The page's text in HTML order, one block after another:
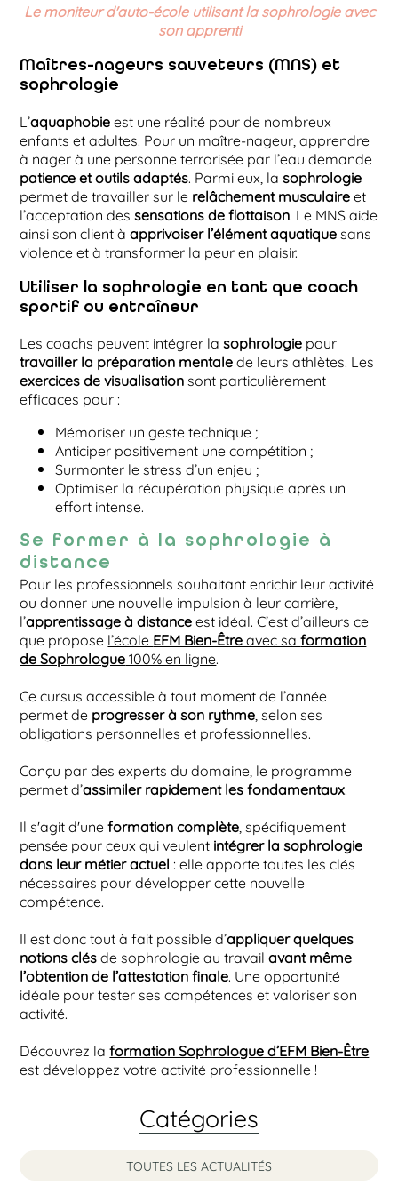
Le moniteur d'auto-école utilisant la sophrologie avec
son apprenti
Maîtres-nageurs sauveteurs (MNS) et
sophrologie
L’aquaphobieest une réalité pour de nombreux
enfants et adultes. Pour un maître-nageur, apprendre
à nager à une personne terrorisée par l’eau demande
patience et outils adaptés . Parmi eux, lasophrologie
permet de travailler sur le relâchement musculaireet
l’acceptation dessensations de flottaison . Le MNS aide
ainsi son client à apprivoiser l’élément aquatique sans
violence et à transformer la peur en plaisir.
Utiliser la sophrologie en tant que coach
sportif ou entraîneur
Les coachs peuvent intégrer lasophrologie pour
travailler la préparation mentalede leurs athlètes. Les
exercices de visualisationsont particulièrement
efficaces pour :
Mémoriser un geste technique ;
Anticiper positivement une compétition ;
Surmonter le stress d’un enjeu ;
Optimiser la récupération physique après un
effort intense.​
Se former à la sophrologie à
distance
Pour les professionnels souhaitant enrichir leur activité
ou donner une nouvelle impulsion à leur carrière,
l’apprentissage à distanceest idéal. C’est d’ailleurs ce
que propose l’école EFM Bien-Êtreavec saformation
de Sophrologue100% en ligne.
Ce cursus accessible à tout moment de l’année
permet de progresser à son rythme , selon ses
obligations personnelles et professionnelles.
Conçu par des experts du domaine, le programme
permet d’assimiler rapidement les fondamentaux.
Il s'agit d'uneformation complète , spécifiquement
pensée pour ceux qui veulent intégrer la sophrologie
dans leur métier actuel : elle apporte toutes les clés
nécessaires pour développer cette nouvelle
compétence.
Il est donc tout à fait possible d’appliquer quelques
notions clésde sophrologie au travailavant même
l’obtention de l’attestation finale. Une opportunité
idéale pour tester ses compétences et valoriser son
activité.
Découvrez la formation Sophrologue d’EFM Bien-Être
est développez votre activité professionnelle !
Catégories
TOUTES LES ACTUALITÉS